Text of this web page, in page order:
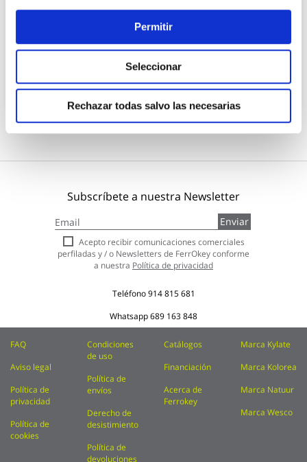
Permitir
Seleccionar
Rechazar todas salvo las necesarias
Arregui
28,80 €
Añadir al carrito
Subscríbete a nuestra Newsletter
a
nuestro
boletín
de
Enviar
Acepto recibir comunicaciones comerciales
perfiladas y / o Newsletters de FerrOkey conforme
a nuestra Política de privacidad
Teléfono914 815 681
Whatsapp689 163 848
FAQ
Aviso legal
Política de
privacidad
Política de
cookies
Condiciones
de uso
Política de
envíos
Derecho de
desistimiento
Política de
devoluciones
Catálogos
Financiación
Acerca de
Ferrokey
Marca Kylate
Marca Kolorea
Marca Natuur
Marca Wesco